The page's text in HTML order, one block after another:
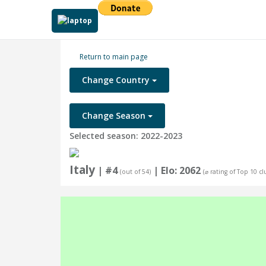
Return to main page
Change Country
Change Season
Selected season: 2022-2023
Italy | #4 (out of 54) | Elo: 2062 (⌀ rating of Top 10